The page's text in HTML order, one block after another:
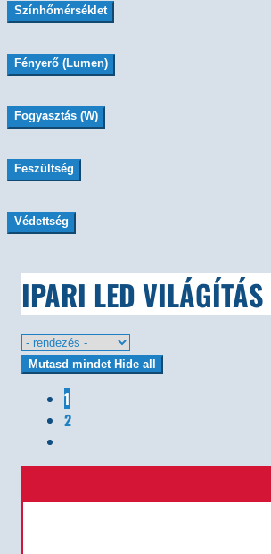
Színhőmérséklet
Fényerő (Lumen)
Fogyasztás (W)
Feszültség
Védettség
IPARI LED VILÁGÍTÁS
Mutasd mindet Hide all
1
2